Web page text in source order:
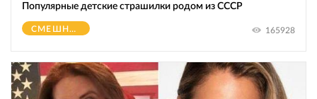
Популярные детские страшилки родом из СССР
СМЕШНОЕ 165928